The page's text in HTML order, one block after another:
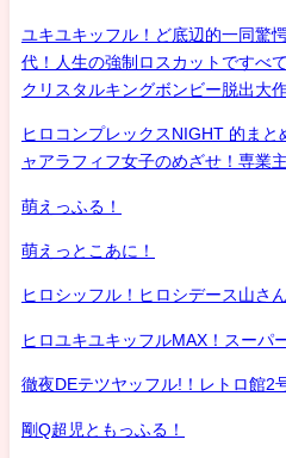
ユキユキッフル！ど底辺的一同驚
代！人生の強制ロスカットですべ
クリスタルキングボンビー脱出大
ヒロコンプレックスNIGHT 的ま
ャアラフィフ女子のめざせ！専業
萌えっふる！
萌えっとこあに！
ヒロシッフル！ヒロシデース山さ
ヒロユキユキッフルMAX！スーパ
徹夜DEテツヤッフル!！レトロ館2
剛Q超児ともっふる！